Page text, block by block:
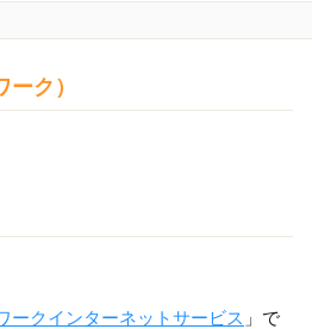
ク）
ークインターネットサービス 」で